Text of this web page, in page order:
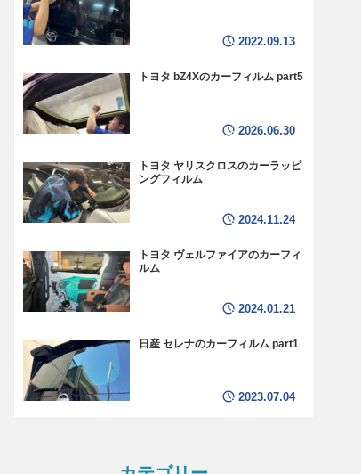
2022.09.13
トヨタ bZ4Xのカーフィルム part5
2026.06.30
トヨタ ヤリスクロスのカーラッピ
ングフィルム
2024.11.24
トヨタ ヴェルファイアのカーフィ
ルム
2024.01.21
日産 セレナのカーフィルム part1
2023.07.04